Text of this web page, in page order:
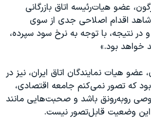
عضو هیات‌رئیسه اتاق بازرگانی
اقدام اصلاحی جدی از سوی
در نتیجه، با توجه به نرخ سود سپرده،
هیات‌ نمایندگان اتاق ایران، نیز در
که تصور نمی‌کنم جامعه اقتصادی،
روبه‌رونق باشد و صحبت‌هایی مانند